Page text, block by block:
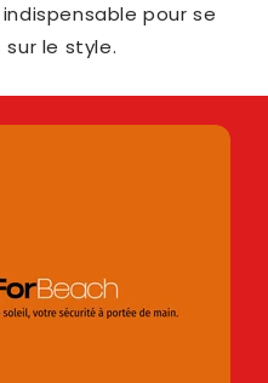
pour se
le style.